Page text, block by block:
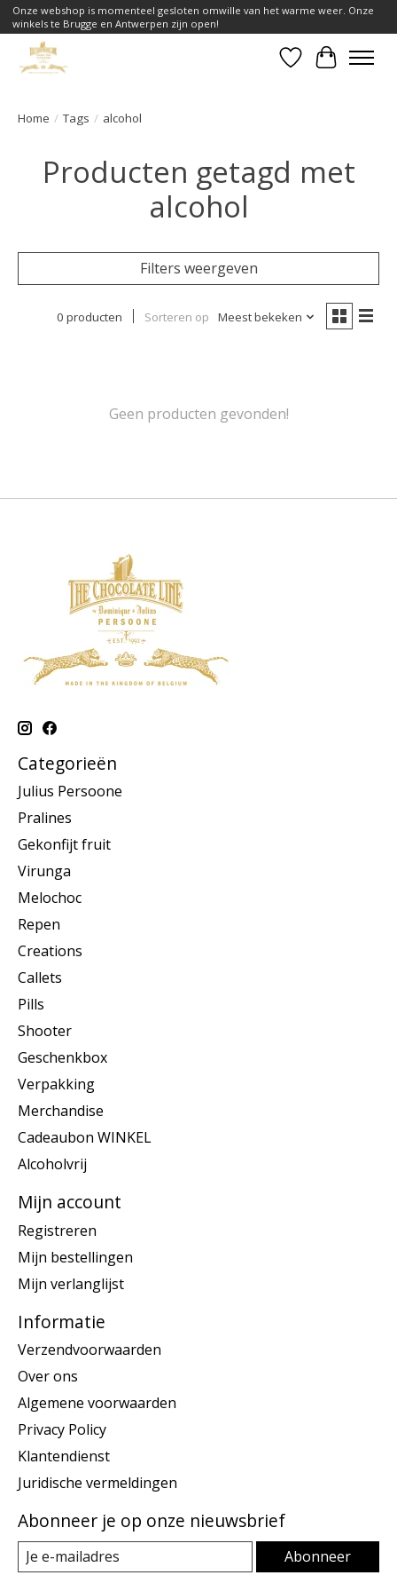
Onze webshop is momenteel gesloten omwille van het warme weer. Onze
winkels te Brugge en Antwerpen zijn open!
Verlanglijst
Home / Tags / alcohol
Producten getagd met
alcohol
Filters weergeven
0 producten Sorteren op Meest bekeken
Geen producten gevonden!
Categorieën
Julius Persoone
Pralines
Gekonfijt fruit
Virunga
Melochoc
Repen
Creations
Callets
Pills
Shooter
Geschenkbox
Verpakking
Merchandise
Cadeaubon WINKEL
Alcoholvrij
Mijn account
Registreren
Mijn bestellingen
Mijn verlanglijst
Informatie
Verzendvoorwaarden
Over ons
Algemene voorwaarden
Privacy Policy
Klantendienst
Juridische vermeldingen
Abonneer je op onze nieuwsbrief
Abonneer